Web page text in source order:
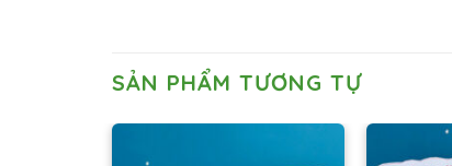
SẢN PHẨM TƯƠNG TỰ